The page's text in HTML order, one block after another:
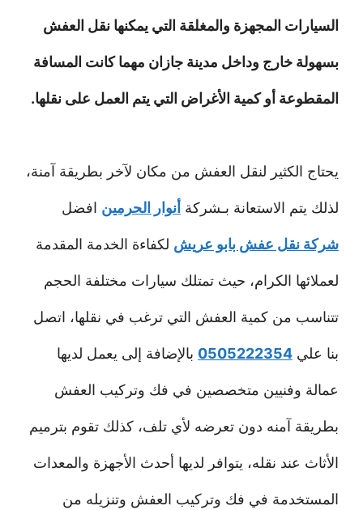
السيارات المجهزة والمغلقة التي يمكنها نقل العفش
بسهولة خارج وداخل مدينة جازان مهما كانت المسافة
المقطوعة أو كمية الأغراض التي يتم العمل على نقلها.
يحتاج الكثير لنقل العفش من مكان لآخر بطريقة آمنة،
لذلك يتم الاستعانة بـشركة أنوار الحرمين افضل
شركة نقل عفش بابو عريش لكفاءة الخدمة المقدمة
لعملائها الكرام، حيث تمتلك سيارات مختلفة الحجم
تتناسب من كمية العفش التي ترغب في نقلها، اتصل
بنا علي 0505222354 بالإضافة إلى يعمل لديها
عمالة وفنيين متخصصين في فك وتركيب العفش
بطريقة آمنه دون تعرضه لأي تلف، كذلك تقوم بترميم
الأثاث عند نقله، يتوافر لديها أحدث الأجهزة والمعدات
المستخدمة في فك وتركيب العفش وتنزيله من